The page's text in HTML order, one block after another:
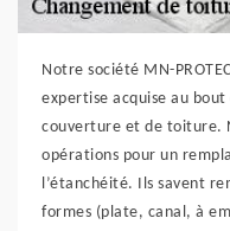
Notre société MN-
expertise acquise au
couverture et de toiture.
opérations pour un
l’étanchéité. Ils savent
formes (plate, canal, à